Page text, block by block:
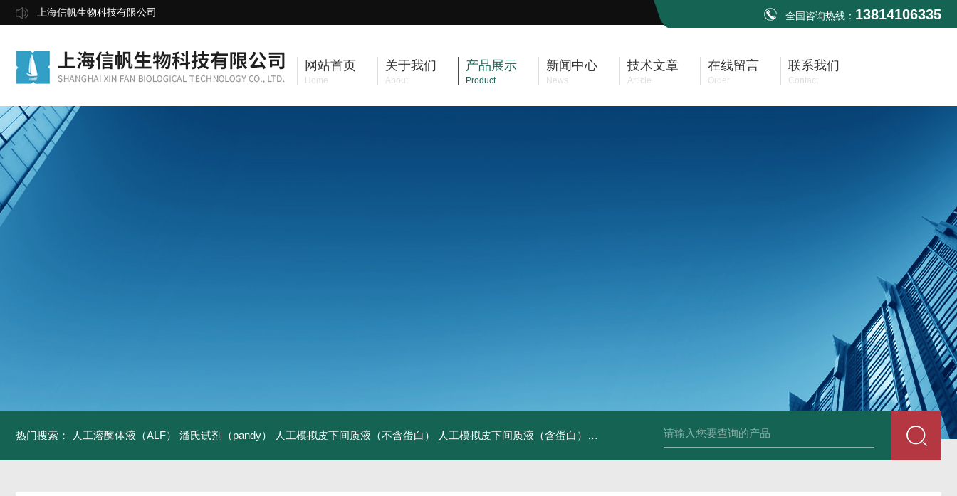
上海信帆生物科技有限公司 全国咨询热线： 13814106335
网站首页
Home
关于我们
About
产品展示
Product
新闻中心
News
技术文章
Article
在线留言
Order
联系我们
Contact
热门搜索： 人工溶酶体液（ALF） 潘氏试剂（pandy） 人工模拟皮下间质液（不含蛋白） 人工模拟皮下间质液（含蛋白） FITC标记小鼠抗His tag 组织细胞固定液（8％，PFA） 总胆汁酸（TBA）质